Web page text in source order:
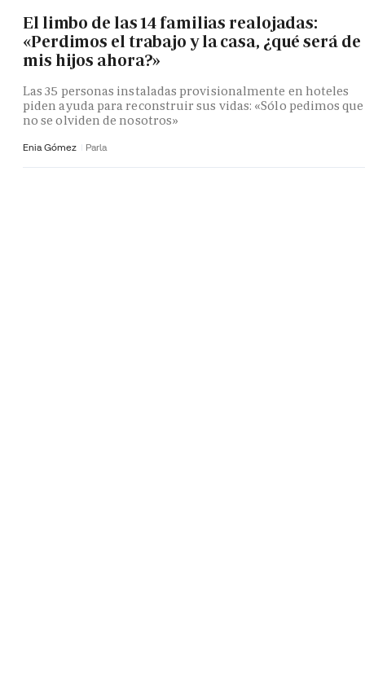
El limbo de las 14 familias realojadas:
«Perdimos el trabajo y la casa, ¿qué será de
mis hijos ahora?»
Las 35 personas instaladas provisionalmente en hoteles
piden ayuda para reconstruir sus vidas: «Sólo pedimos que
no se olviden de nosotros»
Enia Gómez Parla